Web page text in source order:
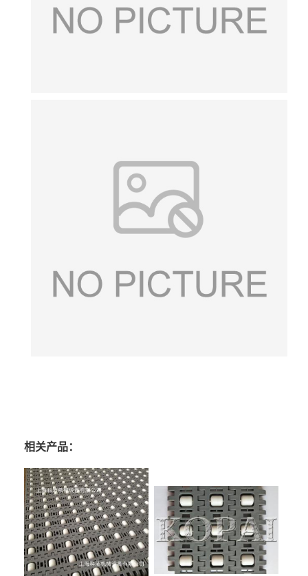
相关产品：